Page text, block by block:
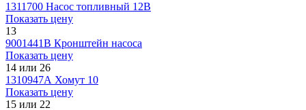
1311700 Насос топливный 12В
Показать цену
13
9001441В Кронштейн насоса
Показать цену
14 или 26
1310947А Хомут 10
Показать цену
15 или 22